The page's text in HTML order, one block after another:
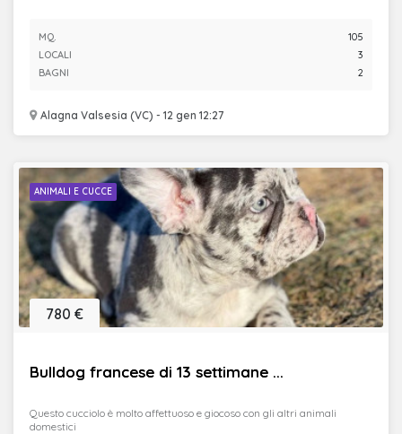
Alagna Valsesia (VC) - 12 gen 12:27
MQ.
105
LOCALI
3
BAGNI
2
ANIMALI E CUCCE
Bulldog francese di 13 settimane ...
780 €
Questo cucciolo è molto affettuoso e giocoso con gli altri animali
domestici